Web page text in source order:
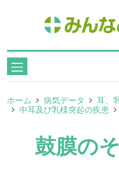
ホーム 病気データ
耳、
中耳及び乳様突起の疾患
鼓膜の